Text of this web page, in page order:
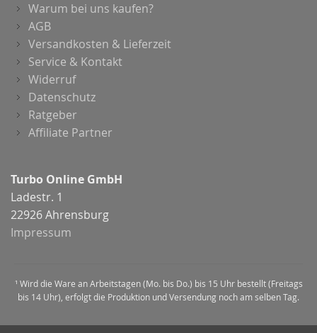
Warum bei uns kaufen?
AGB
Versandkosten & Lieferzeit
Service & Kontakt
Widerruf
Datenschutz
Ratgeber
Affiliate Partner
Turbo Online GmbH
Ladestr. 1
22926 Ahrensburg
Impressum
¹ Wird die Ware an Arbeitstagen (Mo. bis Do.) bis 15 Uhr bestellt (Freitags
bis 14 Uhr), erfolgt die Produktion und Versendung noch am selben Tag.